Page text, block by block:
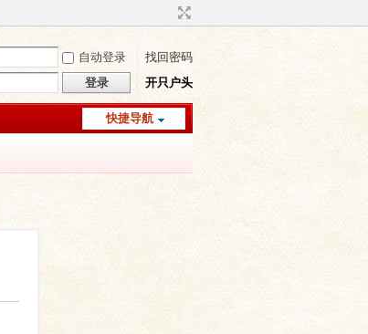
自动登录
找回密码
登录 开只户头
快捷导航